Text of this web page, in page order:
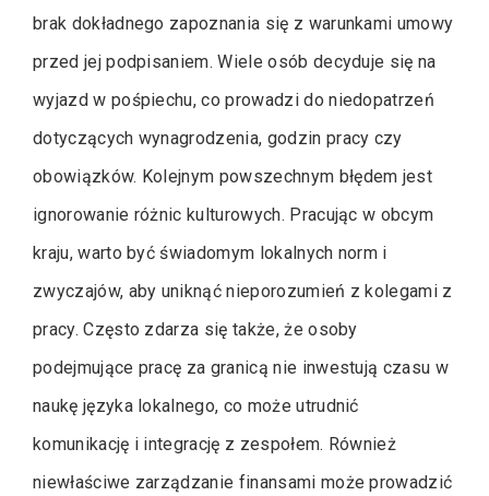
brak dokładnego zapoznania się z warunkami umowy
przed jej podpisaniem. Wiele osób decyduje się na
wyjazd w pośpiechu, co prowadzi do niedopatrzeń
dotyczących wynagrodzenia, godzin pracy czy
obowiązków. Kolejnym powszechnym błędem jest
ignorowanie różnic kulturowych. Pracując w obcym
kraju, warto być świadomym lokalnych norm i
zwyczajów, aby uniknąć nieporozumień z kolegami z
pracy. Często zdarza się także, że osoby
podejmujące pracę za granicą nie inwestują czasu w
naukę języka lokalnego, co może utrudnić
komunikację i integrację z zespołem. Również
niewłaściwe zarządzanie finansami może prowadzić